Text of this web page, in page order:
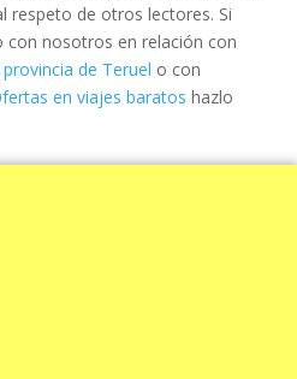
respeto de otros lectores. Si
nosotros en relación con
de Teruel o con
en viajes baratos hazlo